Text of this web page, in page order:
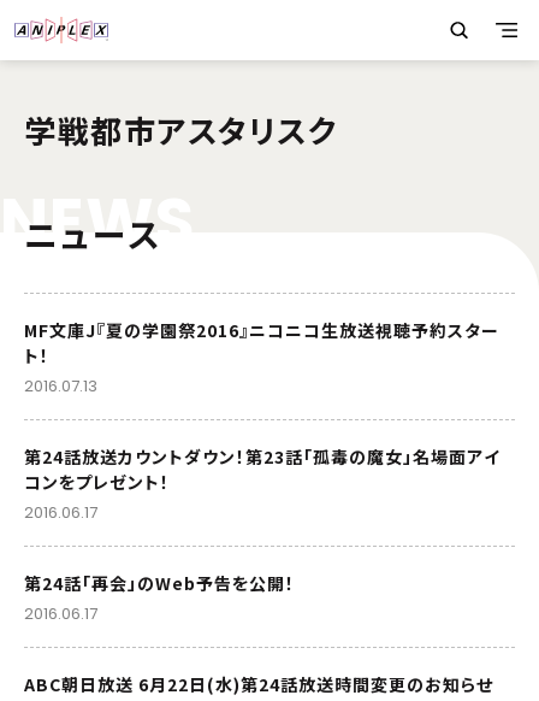
学戦都市アスタリスク
NEWS
ニュース
MF文庫J『夏の学園祭2016』ニコニコ生放送視聴予約スター
ト！
2016.07.13
第24話放送カウントダウン！第23話「孤毒の魔女」名場面アイ
コンをプレゼント！
2016.06.17
第24話「再会」のWeb予告を公開！
2016.06.17
ABC朝日放送 6月22日(水)第24話放送時間変更のお知らせ